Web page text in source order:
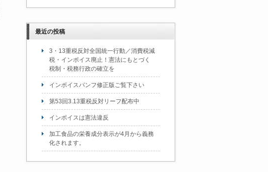
最近の投稿
3・13重税反対全国統一行動／消費税減
税・インボイス廃止！憲法にもとづく
税制・税務行政の確立を
インボイスパンフ修正版ご覧下さい
第53回3.13重税反対リーフ配布中
インボイスは憲法違反
加工食品の栄養成分表示が4月から義務
化されます。